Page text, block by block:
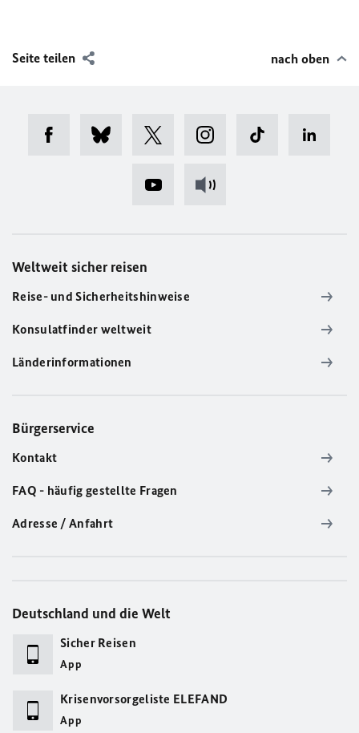
Seite teilen nach oben
Weltweit sicher reisen
Reise- und Sicherheitshinweise
Konsulatfinder weltweit
Länderinformationen
Bürgerservice
Kontakt
FAQ - häufig gestellte Fragen
Adresse / Anfahrt
Deutschland und die Welt
Sicher Reisen
App
Krisenvorsorgeliste ELEFAND
App